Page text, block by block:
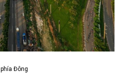
Đông